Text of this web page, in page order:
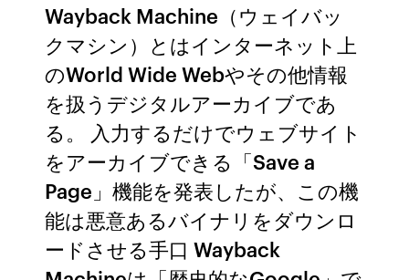
Wayback Machine（ウェイバッ
クマシン）とはインターネット上
のWorld Wide Webやその他情報
を扱うデジタルアーカイブであ
る。 入力するだけでウェブサイト
をアーカイブできる「Save a
Page」機能を発表したが、この機
能は悪意あるバイナリをダウンロ
ードさせる手口 Wayback